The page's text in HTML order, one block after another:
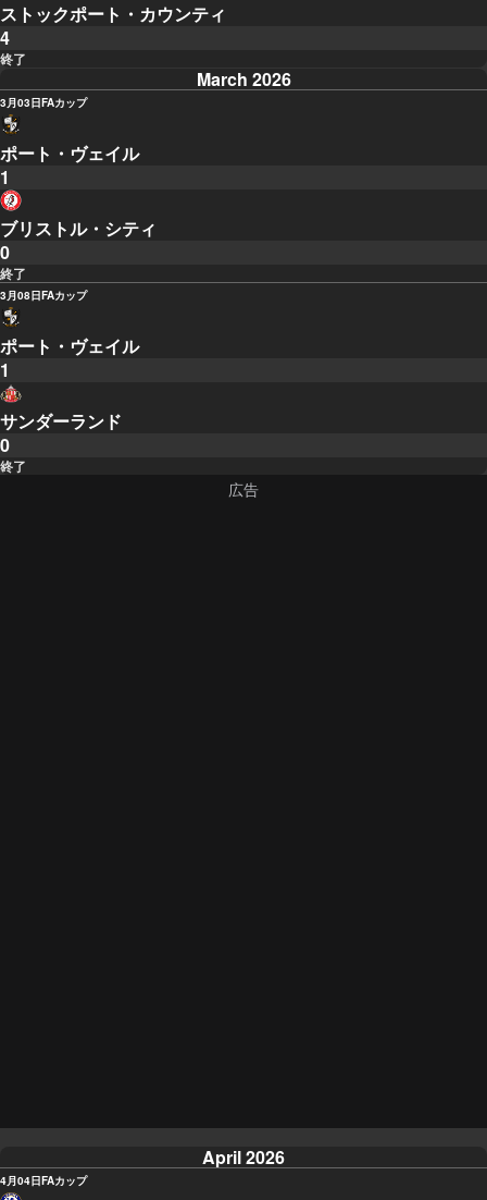
ストックポート・カウンティ
4
終了
March 2026
3月03日FAカップ
ポート・ヴェイル
1
ブリストル・シティ
0
終了
3月08日FAカップ
ポート・ヴェイル
1
サンダーランド
0
終了
April 2026
4月04日FAカップ